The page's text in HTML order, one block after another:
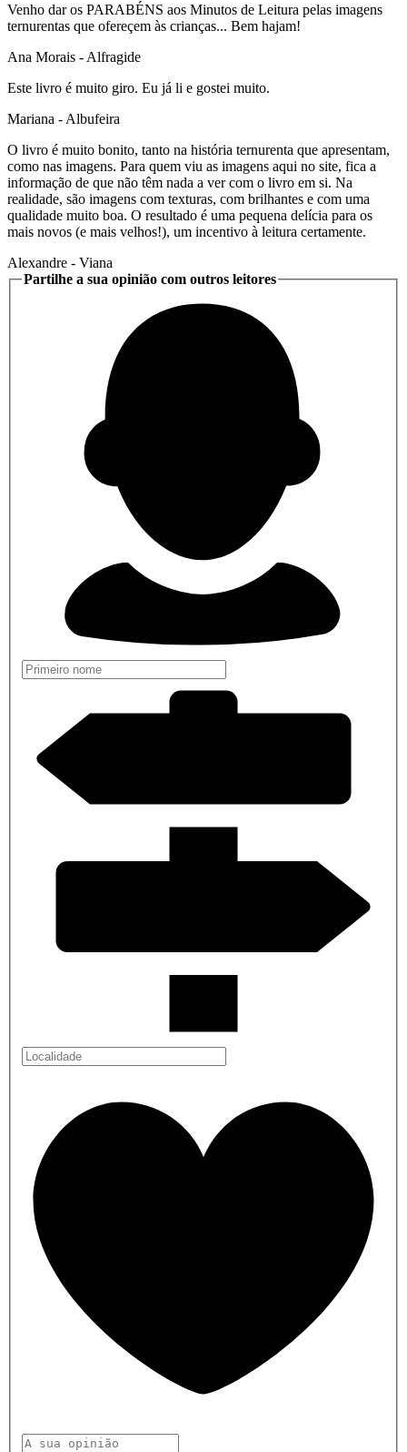
Venho dar os PARABÉNS aos Minutos de Leitura pelas imagens
ternurentas que ofereçem às crianças... Bem hajam!
Ana Morais - Alfragide
Este livro é muito giro. Eu já li e gostei muito.
Mariana - Albufeira
O livro é muito bonito, tanto na história ternurenta que apresentam,
como nas imagens. Para quem viu as imagens aqui no site, fica a
informação de que não têm nada a ver com o livro em si. Na
realidade, são imagens com texturas, com brilhantes e com uma
qualidade muito boa. O resultado é uma pequena delícia para os
mais novos (e mais velhos!), um incentivo à leitura certamente.
Alexandre - Viana
Partilhe a sua opinião com outros leitores